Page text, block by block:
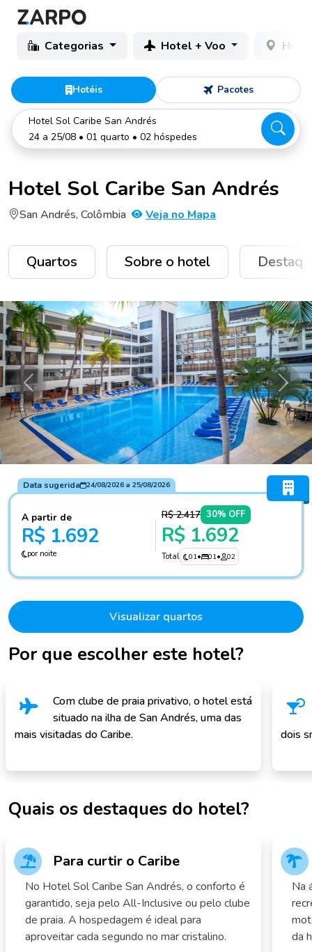
Categorias Hotel + Voo
Hotéis Pacotes
Hotel Sol Caribe San Andrés
24 a 25/08 • 01 quarto • 02 hóspedes
Hotel Sol Caribe San Andrés
San Andrés, Colômbia Veja no Mapa
Quartos Sobre o hotel
Anterior
Por que escolher este hotel?
Com clube de praia privativo, o hotel está
situado na ilha de San Andrés, uma das
mais visitadas do Caribe.
dois
Data sugerida 24/08/2026a 25/08/2026
A partir de
R$ 1.692
por noite
R$ 2.417 30% OFF
R$ 1.692
Total 01• 01• 02
Visualizar quartos
Quais os destaques do hotel?
Para curtir o Caribe
No Hotel Sol Caribe San Andrés, o conforto é
garantido, seja pelo All-Inclusive ou pelo clube
de praia. A hospedagem é ideal para
aproveitar cada segundo no mar cristalino.
Na
da